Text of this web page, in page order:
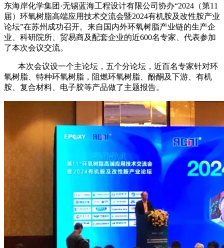
东海岸化学集团·无锡蓝海工程设计有限公司协办“2024（第11
届）环氧树脂高端应用技术交流会暨2024有机胺及改性胺产业
论坛”在苏州成功召开。来自国内外环氧树脂产业链的生产企
业、科研院所、贸易商及配套企业的近600名专家、代表参加
了本次会议交流。
本次会议设一个主论坛，五个分论坛，近百名专家针对环
氧树脂、特种环氧树脂，阻燃环氧树脂、酚酮及下游、有机
胺、复合材料、电子胶等产品做了主题报告。